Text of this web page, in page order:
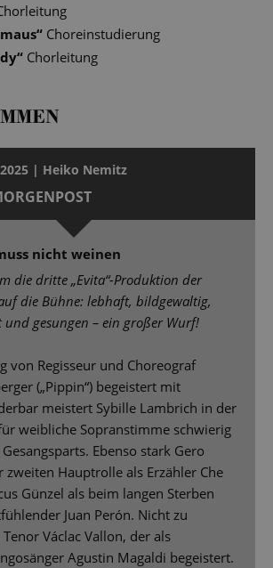
“ Choreinstudierung
“ Chorleitung
| Heiko Nemitz
nicht weinen
die dritte „Evita“-Produktion der
die Bühne: lebhaft, bildgewaltig,
gesungen – ein großer Wurf!
von Regisseur und Choreograf
(„Pippin“) begeistert mit
meistert Sybille Lambrich in der
weibliche Sopranstimme schwierig
Ebenso stark Gero
Hauptrolle als Erzähler Che
Günzel als beim langen Sterben
Juan Perón. Nicht zu
Václac Vallon, der als
Agustin Magaldi begeistert.